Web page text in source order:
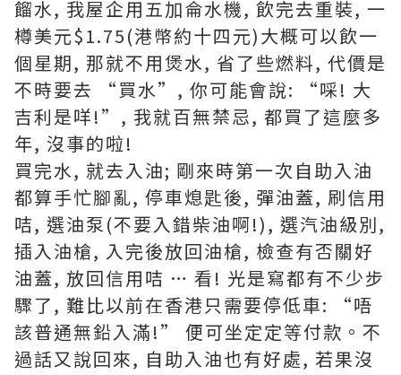
餾水, 我屋企用五加侖水機, 飲完去重裝, 一
樽美元$1.75(港幣約十四元)大概可以飲一
個星期, 那就不用煲水, 省了些燃料, 代價是
不時要去 “買水”, 你可能會說: “啋! 大
吉利是咩!”, 我就百無禁忌, 都買了這麼多
年, 沒事的啦!
買完水, 就去入油; 剛來時第一次自助入油
都算手忙腳亂, 停車熄匙後, 彈油蓋, 刷信用
咭, 選油泵(不要入錯柴油啊!), 選汽油級別,
插入油槍, 入完後放回油槍, 檢查有否關好
油蓋, 放回信用咭 … 看! 光是寫都有不少步
驟了, 難比以前在香港只需要停低車: “唔
該普通無鉛入滿!” 便可坐定定等付款。不
過話又說回來, 自助入油也有好處, 若果沒